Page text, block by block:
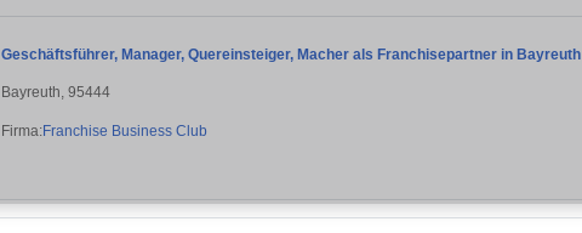
Geschäftsführer, Manager, Quereinsteiger, Macher als Franchisepartner in Bayreuth
Bayreuth, 95444
Firma:Franchise Business Club